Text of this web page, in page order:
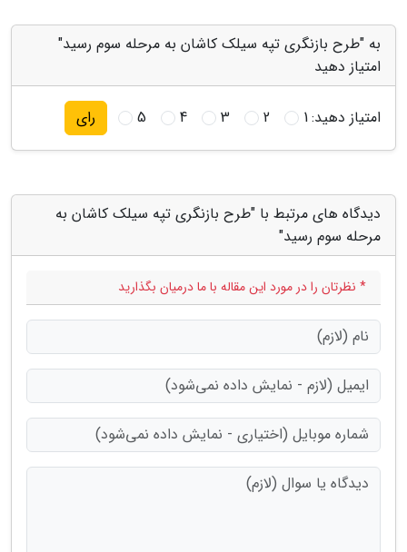
به "طرح بازنگری تپه سیلک کاشان به مرحله سوم رسید"
امتیاز دهید
امتیاز دهید:1
2
3
4
5 رای
دیدگاه های مرتبط با "طرح بازنگری تپه سیلک کاشان به
مرحله سوم رسید"
* نظرتان را در مورد این مقاله با ما درمیان بگذارید